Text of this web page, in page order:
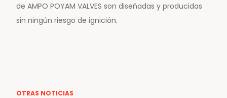
de AMPO POYAM VALVES son diseñadas y producidas
sin ningún riesgo de ignición.
OTRAS NOTICIAS